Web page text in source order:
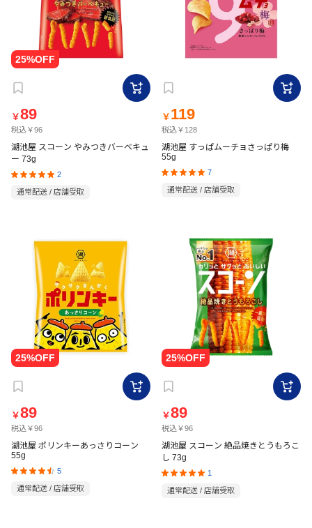
￥89
税込￥96
湖池屋 スコーン やみつきバーベキュ
ー 73g
2
通常配送 / 店舗受取
￥ 119
税込￥128
湖池屋 すっぱムーチョさっぱり梅
55g
7
通常配送 / 店舗受取
￥89
税込￥96
湖池屋 ポリンキーあっさりコーン
55g
5
通常配送 / 店舗受取
￥89
税込￥96
湖池屋 スコーン 絶品焼きとうもろこ
し 73g
1
通常配送 / 店舗受取